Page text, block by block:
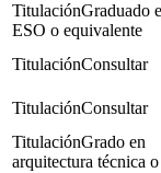
Graduado
ESO o equivalente
Consultar
Consultar
Grado en
arquitectura técnica o